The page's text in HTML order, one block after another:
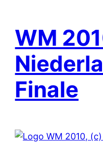
WM
Finale